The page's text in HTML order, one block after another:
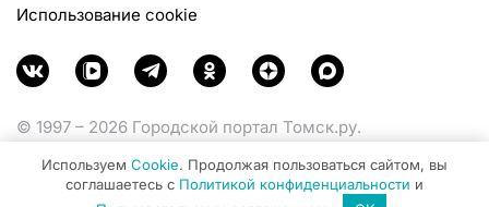
Использование cookie
© 1997 – 2026 Городской портал Томск.ру.
Министерства цифрового развития, связи и массовых
коммуникаций Российской Федерации.
Используем Cookie. Продолжая пользоваться сайтом, вы
соглашаетесь с Политикой конфиденциальности и